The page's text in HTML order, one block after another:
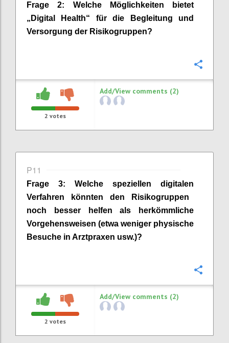
Frage 2: Welche Möglichkeiten bietet
„Digital Health“ für die Begleitung und
Versorgung der Risikogruppen?
2 votes
Add/View comments (2)
P11
Frage 3: Welche speziellen digital en
Verfahren könnten den Risikogruppen
noch besser helfen als herkömmliche
Vorgehensweisen (etwa weniger physische
Besuche in Arztpraxen usw.)?
2 votes
Add/View comments (2)